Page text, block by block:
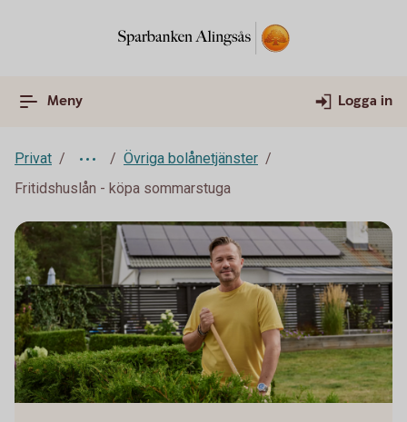
Meny Logga in
Privat
Övriga bolånetjänster
Fritidshuslån - köpa sommarstuga